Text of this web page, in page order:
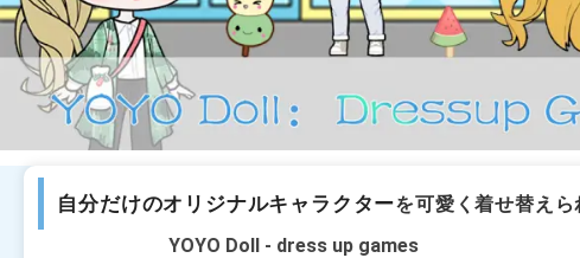
自分だけのオリジナルキャラクターを可愛く着せ替え
YOYO Doll - dress up games